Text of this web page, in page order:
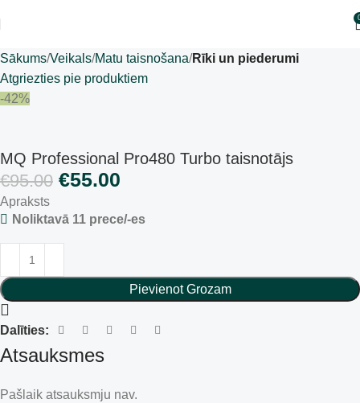
Sākums Veikals Matu taisnošana Rīki un piederumi
Atgriezties pie produktiem
-42%
MQ Professional Pro480 Turbo taisnotājs
€95.00 €55.00
Apraksts
Noliktavā 11 prece/-es
Pievienot Grozam
Dalīties:
Atsauksmes
Pašlaik atsauksmju nav.